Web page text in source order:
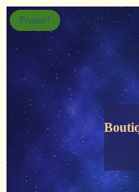
Panneau de gestion des
Promo !